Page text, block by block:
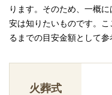
ります。そのため、一概
安は知りたいものです。
るまでの目安金額として参
火葬式